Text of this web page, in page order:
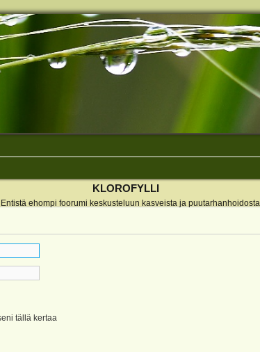
KLOROFYLLI
Entistä ehompi foorumi keskusteluun kasveista ja puutarhanhoidosta
tällä kertaa